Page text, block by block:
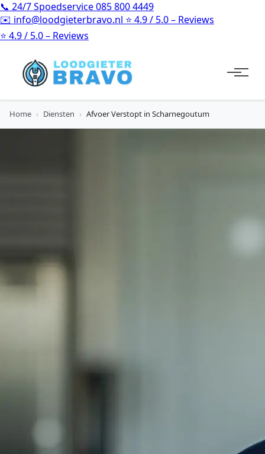
📞 24/7 Spoedservice085 800 4449
✉️ info@loodgieterbravo.nl ⭐ 4.9 / 5.0 – Reviews
⭐ 4.9 / 5.0 – Reviews
Home › Diensten › Afvoer Verstopt in Scharnegoutum